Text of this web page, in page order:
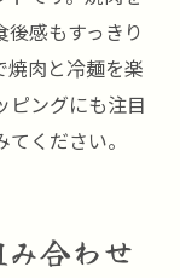
感もすっきり
焼肉と冷麺を楽
ピングにも注目
ください。
合わせ